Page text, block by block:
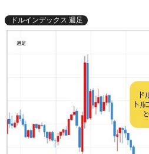
ドルインデックス 週足